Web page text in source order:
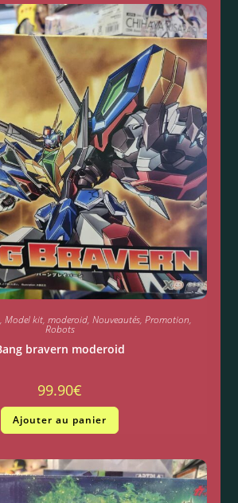
, Model kit, moderoid, Nouveautés, Promotion,
Robots
bravern moderoid
99.90€
Ajouter au panier